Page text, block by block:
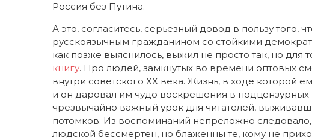
Россия без Путина.
А это, согласитесь, серьезный довод в пользу того,
русскоязычным гражданином со стойкими
как позже выяснилось, выжил не просто так, но для
книгу. Про людей, замкнутых во времени оптовых
внутри советского ХХ века. Жизнь, в ходе которой
и он даровал им чудо воскрешения в подцензурных
чрезвычайно важный урок для читателей,
потомков. Из воспоминаний непреложно
людской бессмертен, но блаженны те, кому не